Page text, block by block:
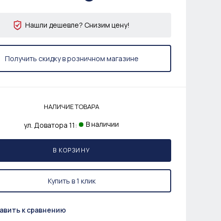
Нашли дешевле? Снизим цену!
Получить скидку в розничном магазине
НАЛИЧИЕ ТОВАРА
ул. Доватора 11: В наличии
В КОРЗИНУ
Купить в 1 клик
к сравнению